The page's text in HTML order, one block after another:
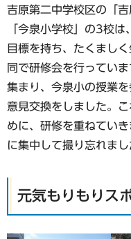
吉原第二中学校区の「
「今泉小学校」の3校
目標を持ち、たくまし
同で研修会を行ってい
集まり、今泉小の授業
意見交換をしました。
めに、研修を重ねてい
に集中して撮り忘れまし
元気もりもりス